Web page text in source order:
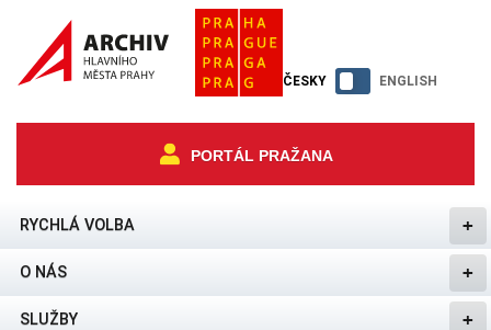
ČESKY ENGLISH
PORTÁL PRAŽANA
RYCHLÁ VOLBA
O NÁS
SLUŽBY